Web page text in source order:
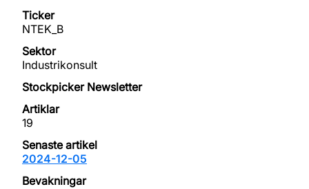
NTEK_B
Industrikonsult
19
2024-12-05